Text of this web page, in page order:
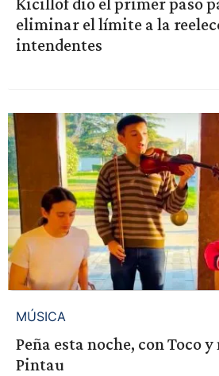
eliminar el límite a la
intendentes
MÚSICA
Peña esta noche, con Toco
Pintau